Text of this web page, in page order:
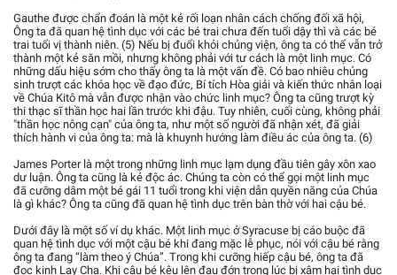
Gauthe được chẩn đoán là một kẻ rối loạn nhân cách chống đối xã hội,
Ông ta đã quan hệ tình dục với các bé trai chưa đến tuổi dậy thì và các bé
trai tuổi vị thành niên. (5) Nếu bị đuổi khỏi chủng viện, ông ta có thể vẫn trở
thành một kẻ săn mồi, nhưng không phải với tư cách là một linh mục. Có
những dấu hiệu sớm cho thấy ông ta là một vấn đề. Có bao nhiêu chủng
sinh trượt các khóa học về đạo đức, Bí tích Hòa giải và kiến thức nhân loại
về Chúa Kitô mà vẫn được nhận vào chức linh mục? Ông ta cũng trượt kỳ
thi thạc sĩ thần học hai lần trước khi đậu. Tuy nhiên, cuối cùng, không phải
"thần học nông cạn" của ông ta, như một số người đã nhận xét, đã giải
thích hành vi của ông ta: mà là khuynh hướng làm điều ác của ông ta. (6)
James Porter là một trong những linh mục lạm dụng đầu tiên gây xôn xao
dư luận. Ông ta cũng là kẻ độc ác. Chúng ta còn có thể gọi một linh mục
đã cưỡng dâm một bé gái 11 tuổi trong khi viện dẫn quyền năng của Chúa
là gì khác? Ông ta cũng đã quan hệ tình dục trên bàn thờ với hai cậu bé.
Dưới đây là một số ví dụ khác. Một linh mục ở Syracuse bị cáo buộc đã
quan hệ tình dục với một cậu bé khi đang mặc lễ phục, nói với cậu bé rằng
ông ta đang “làm theo ý Chúa”. Trong khi cưỡng hiếp cậu bé, ông ta đã
đọc kinh Lạy Cha. Khi cậu bé kêu lên đau đớn trong lúc bị xâm hại tình dục